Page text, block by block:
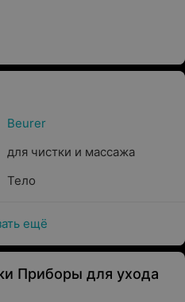
Beurer
для чистки и массажа
Тело
ещё
Приборы для ухода